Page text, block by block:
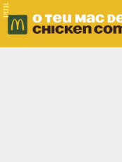
PUB.